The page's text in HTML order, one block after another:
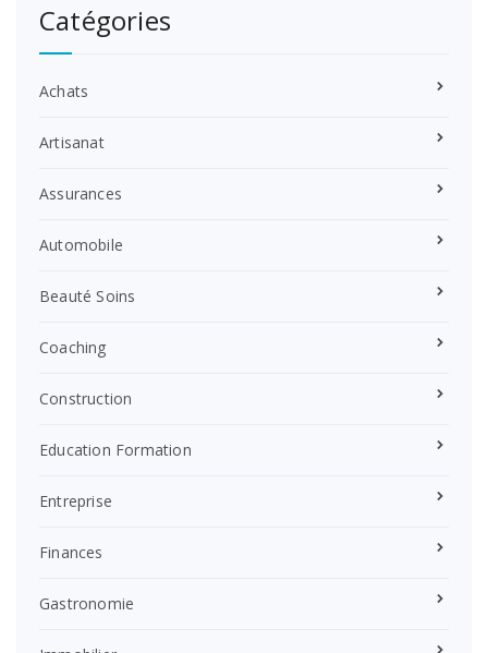
Catégories
Achats
Artisanat
Assurances
Automobile
Beauté Soins
Coaching
Construction
Education Formation
Entreprise
Finances
Gastronomie